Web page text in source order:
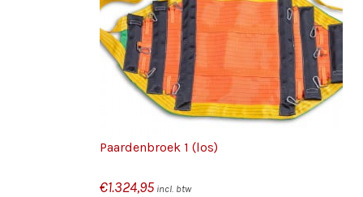
Paardenbroek 1 (los)
€1.324,95 incl. btw
TOEVOEGEN AAN WINKELWAGEN
DETAILS